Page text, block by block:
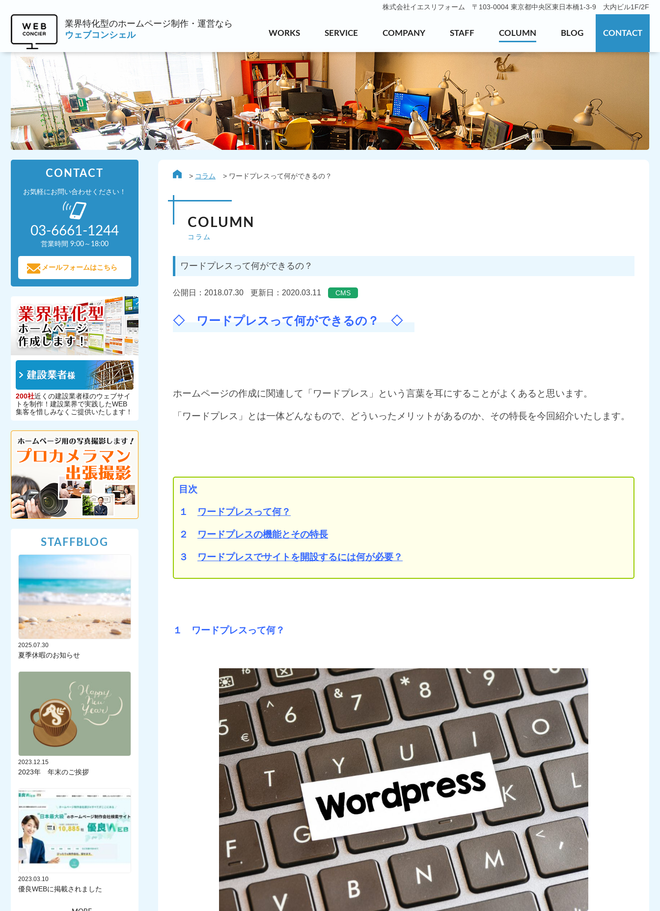
株式会社イエスリフォーム 〒103-0004 東京都中央区東日本橋1-3-9 大内ビル1F/2F
業界特化型のホームページ制作・運営なら
ウェブコンシェル
WORKS SERVICE COMPANY STAFF COLUMN BLOG CONTACT
コラム ワードプレスって何ができるの？
COLUMN
コラム
ワードプレスって何ができるの？
公開日： 2018.07.30 更新日：2020.03.11 CMS
◇ ワードプレスって何ができるの？ ◇
ホームページの作成に関連して「ワードプレス」という言葉を耳にすることがよくあると思います。
「ワードプレス」とは一体どんなもので、どういったメリットがあるのか、その特長を今回紹介いたします。
目次
１ ワードプレスって何？
２ ワードプレスの機能とその特長
３ ワードプレスでサイトを開設するには何が必要？
１ ワードプレスって何？
CONTACT
お気軽にお問い合わせください！
03-6661-1244
営業時間 9:00～18:00
メールフォームはこちら
200社近くの建設業者様のウェブサイ
トを制作！建設業界で実践したWEB
集客を惜しみなくご提供いたします！
STAFFBLOG
2025.07.30
夏季休暇のお知らせ
2023.12.15
2023年 年末のご挨拶
2023.03.10
優良WEBに掲載されました